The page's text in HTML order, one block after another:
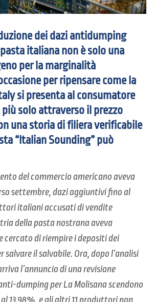
dei dazi antidumping
italiana non è solo una
per la marginalità
per ripensare come la
si presenta al consumatore
solo attraverso il prezzo
una storia di filiera verificabile
“Italian Sounding” può
del commercio americano aveva
settembre, dazi aggiuntivi fino al
italiani accusati di vendite
della pasta nostrana aveva
di riempire i depositi dei
salvare il salvabile. Ora, dopo l’analisi
l’annuncio di una revisione
dumping per La Molisana scendono
13,98%, e gli altri 11 produttori non